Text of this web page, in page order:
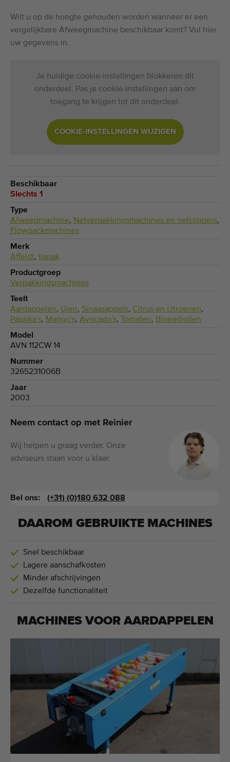
Wilt u op de hoogte gehouden worden wanneer er een
vergelijkbare Afweegmachine beschikbaar komt? Vul hier
uw gegevens in.
Je huidige cookie-instellingen blokkeren dit
onderdeel. Pas je cookie-instellingen aan om
toegang te krijgen tot dit onderdeel.
COOKIE-INSTELLINGEN WIJZIGEN
Beschikbaar
Slechts 1
Type
Afweegmachine, Netverpakkingsmachines en netclippers,
Flowpackmachines
Merk
Affeldt,
Ilapak
Productgroep
Verpakkingsmachines
Teelt
Aardappelen, Uien, Sinaasappels, Citrus en citroenen,
Paprika's, Mango's, Avocado's, Tomaten, Bloembollen
Model
AVN 112CW 14
Nummer
3265231006B
Jaar
2003
Neem contact op met Reinier
Wij helpen u graag verder. Onze
adviseurs staan voor u klaar.
Bel ons: (+31) (0)180 632 088
DAAROM GEBRUIKTE MACHINES
Snel beschikbaar
Lagere aanschafkosten
Minder afschrijvingen
Dezelfde functionaliteit
MACHINES VOORAARDAPPELEN